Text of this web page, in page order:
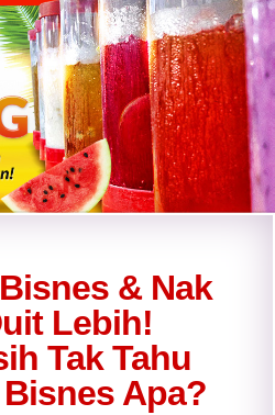
& Nak
Lebih!
Tak Tahu
Apa?